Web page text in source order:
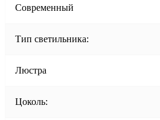
Современный
Тип светильника:
Люстра
Цоколь: